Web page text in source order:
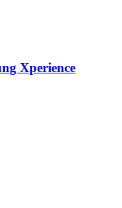
Xperience